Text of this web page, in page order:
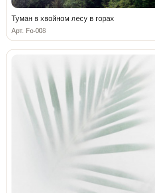
Туман в хвойном лесу в горах
Арт. Fo-008